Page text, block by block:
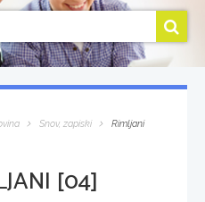
Snov, zapiski
Rimljani
[04]